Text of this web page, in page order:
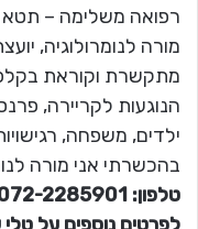
רפואה משלימה – תטא
מורה לנומרולוגיה,
מתקשרת וקוראת
הנוגעות לקריירה,
ילדים, משפחה,
בהכשרתי אני מורה
טלפון: 072-2285901